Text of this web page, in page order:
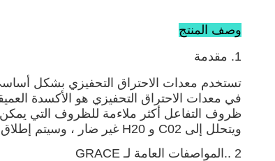
وصف المنتج
1. مقدمة
تستخدم معدات الاحتراق التحفيزي بشكل
في معدات الاحتراق التحفيزي هو الأكسدة
ظروف التفاعل أكثر ملاءمة للظروف التي
ويتحلل إلى C02 و H20 غير ضار ، وسيتم إطلاق كمية كبيرة من الطاقة الحرارية في نفس الوقت ، وذلك لتحقيق الغرض من إزالة المواد الضارة في غاز العادم.
2 ..
المواصفات العامة لـ GRACE